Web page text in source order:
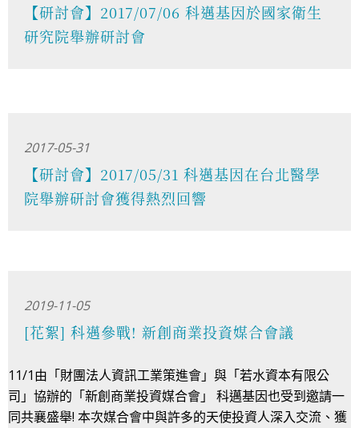
【研討會】2017/07/06 科邁基因於國家衛生
研究院舉辦研討會
2017-05-31
【研討會】2017/05/31 科邁基因在台北醫學
院舉辦研討會獲得熱烈回響
2019-11-05
[花絮] 科邁參戰! 新創商業投資媒合會議
11/1由「財團法人資訊工業策進會」與「若水資本有限公
司」協辦的「新創商業投資媒合會」 科邁基因也受到邀請一
同共襄盛舉! 本次媒合會中與許多的天使投資人深入交流、獲